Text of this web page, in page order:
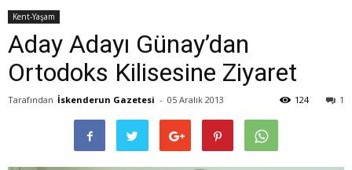
Gazetesi
Kent-Yaşam
Aday Adayı Günay’dan
Ortodoks Kilisesine Ziyaret
Tarafından İskenderun Gazetesi - 05 Aralık 2013 1
124